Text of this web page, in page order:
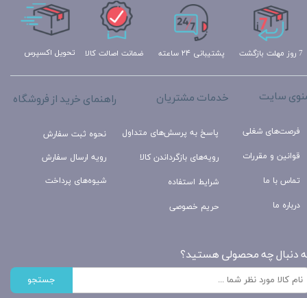
تحویل اکسپرس پشتیبانی ۲۴ ساعته 7 روز مهلت بازگشت ضمانت اصالت کالا
راهنمای خرید از فروشگاه
نحوه ثبت سفارش
رویه ارسال سفارش
شیوه‌های پرداخت
خدمات مشتریان
پاسخ به پرسش‌های متداول
رویه‌های بازگرداندن کالا
شرایط استفاده
حریم خصوصی
سایت
فرصت‌های شغلی
قوانین و مقررات
تماس با ما
درباره ما
دنبال چه محصولی هستید؟
جستجو